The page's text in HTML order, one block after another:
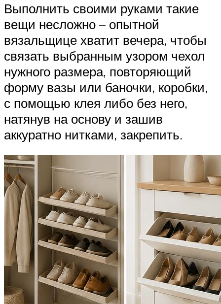
Выполнить своими руками такие
вещи несложно – опытной
вязальщице хватит вечера, чтобы
связать выбранным узором чехол
нужного размера, повторяющий
форму вазы или баночки, коробки,
с помощью клея либо без него,
натянув на основу и зашив
аккуратно нитками, закрепить.